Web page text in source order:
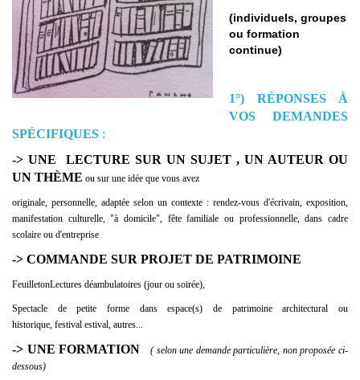
(individuels, groupes
ou formation
continue)
1°) RÉPONSES À
VOS DEMANDES
SPÉCIFIQUES :
-> UNE LECTURE SUR UN SUJET , UN AUTEUR OU
UN THÈME ou sur une idée que vous avez
originale, personnelle, adaptée selon un contexte : rendez-vous d'écrivain, exposition,
manifestation culturelle, "à domicile", fête familiale ou professionnelle, dans cadre
scolaire ou d'entreprise
-> COMMANDE SUR PROJET DE PATRIMOINE
FeuilletonLectures déambulatoires (jour ou soirée),
Spectacle de petite forme dans espace(s) de patrimoine architectural ou
historique, festival estival, autres...
-> UNE FORMATION
( selon une demande particulière, non proposée ci-
dessous)